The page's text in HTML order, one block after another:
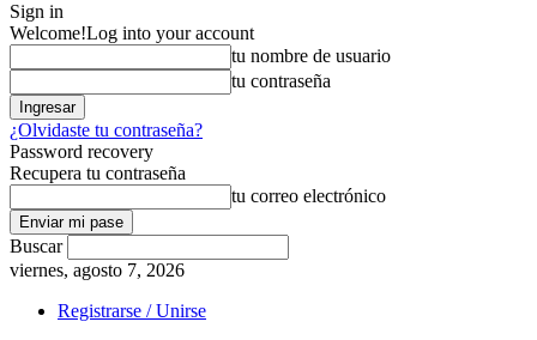
Sign in
Welcome!Log into your account
tu nombre de usuario
tu contraseña
¿Olvidaste tu contraseña?
Password recovery
Recupera tu contraseña
tu correo electrónico
Buscar
viernes, agosto 7, 2026
Registrarse / Unirse